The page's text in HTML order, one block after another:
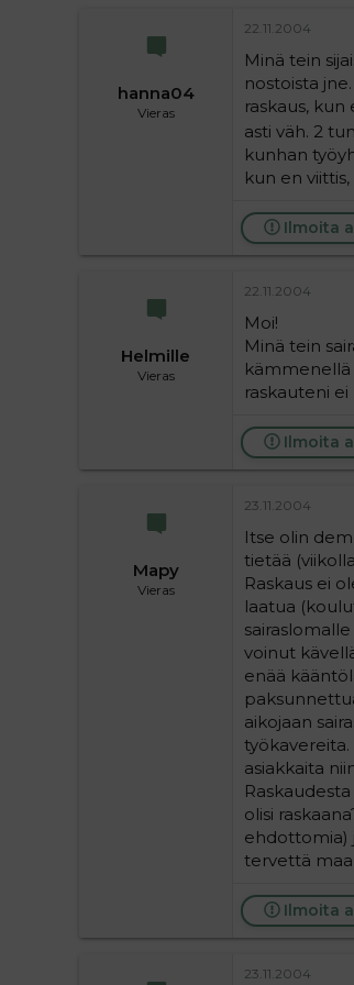
hanna04
Vieras
22.11.2004
Minä tein
nostoista
raskaus,
asti väh. 2
kunhan
kun en
Ilmoita
Helmille
Vieras
22.11.2004
Moi!
Minä tein
kämmenellä
raskauteni
Ilmoita
Mapy
Vieras
23.11.2004
Itse olin
tietää
Raskaus ei
laatua
voinut
enää
aikojaan
asiakkaita
olisi
ehdottomia)
tervettä
Ilmoita
23.11.2004